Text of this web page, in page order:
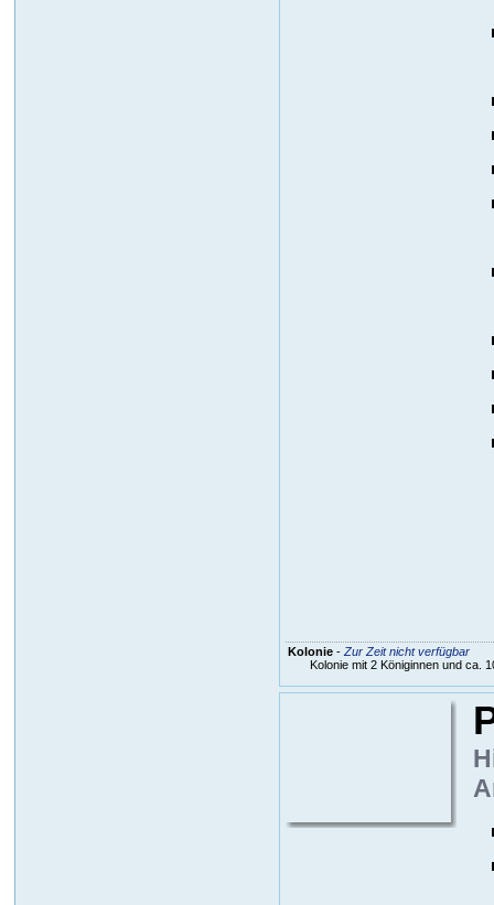
Kolonie- Zur Zeit nicht verfügbar
Kolonie mit 2 Königinnen und ca.